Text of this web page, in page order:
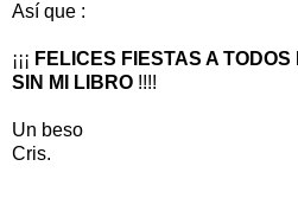
Así que :
¡¡¡ FELICES FIESTAS A
SIN MI LIBRO !!!!
Un beso
Cris.